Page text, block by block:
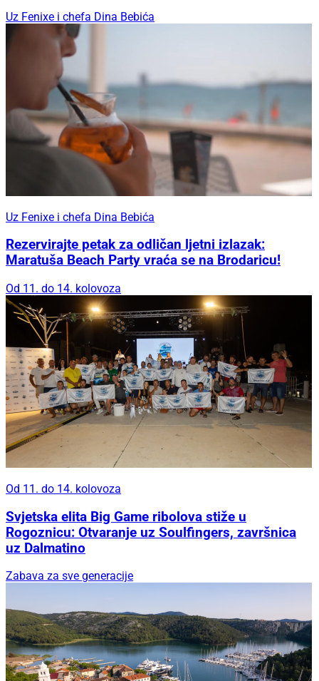
Uz Fenixe i chefa Dina Bebića
Uz Fenixe i chefa Dina Bebića
Rezervirajte petak za odličan ljetni izlazak:
Maratuša Beach Party vraća se na Brodaricu!
Od 11. do 14. kolovoza
Od 11. do 14. kolovoza
Svjetska elita Big Game ribolova stiže u
Rogoznicu: Otvaranje uz Soulfingers, završnica
uz Dalmatino
Zabava za sve generacije